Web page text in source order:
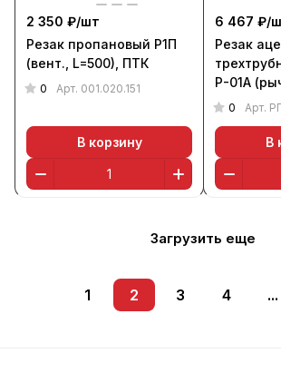
2 350 ₽/шт
Резак пропановый Р1П
(вент., L=500), ПТК
0 Арт. 001.020.151
В корзину
6 467 ₽/
Резак
Р-01А
0 Арт.
В
Загрузить еще
1 2 3 4 ...